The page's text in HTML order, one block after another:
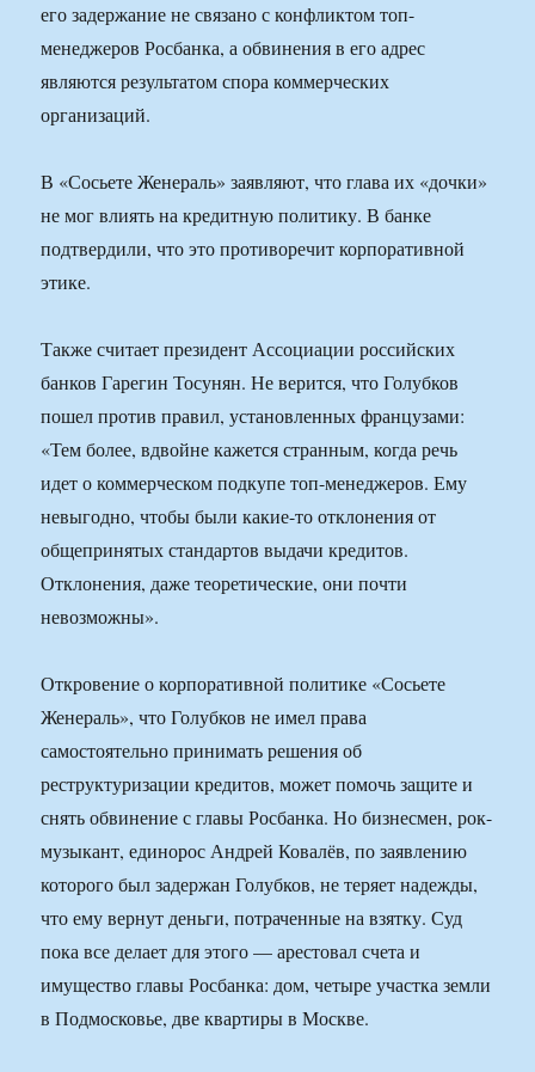
его задержание не связано с конфликтом топ-
менеджеров Росбанка, а обвинения в его адрес
являются результатом спора коммерческих
организаций.
В «Сосьете Женераль» заявляют, что глава их «дочки»
не мог влиять на кредитную политику. В банке
подтвердили, что это противоречит корпоративной
этике.
Также считает президент Ассоциации российских
банков Гарегин Тосунян. Не верится, что Голубков
пошел против правил, установленных французами:
«Тем более, вдвойне кажется странным, когда речь
идет о коммерческом подкупе топ-менеджеров. Ему
невыгодно, чтобы были какие-то отклонения от
общепринятых стандартов выдачи кредитов.
Отклонения, даже теоретические, они почти
невозможны».
Откровение о корпоративной политике «Сосьете
Женераль», что Голубков не имел права
самостоятельно принимать решения об
реструктуризации кредитов, может помочь защите и
снять обвинение с главы Росбанка. Но бизнесмен, рок-
музыкант, единорос Андрей Ковалёв, по заявлению
которого был задержан Голубков, не теряет надежды,
что ему вернут деньги, потраченные на взятку. Суд
пока все делает для этого — арестовал счета и
имущество главы Росбанка: дом, четыре участка земли
в Подмосковье, две квартиры в Москве.